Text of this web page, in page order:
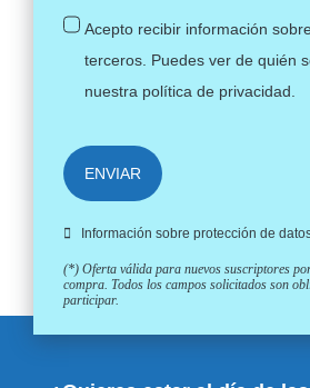
Acepto recibir información
terceros. Puedes ver de quién
nuestra política de privacidad.
ENVIAR
Información sobre protección de
(*) Oferta válida para nuevos suscriptores
compra. Todos los campos solicitados son
participar.